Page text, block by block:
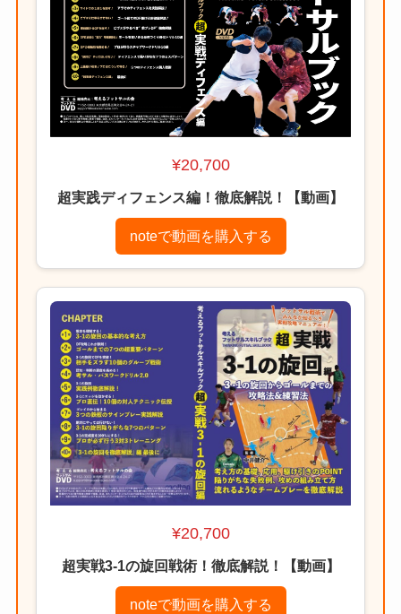
¥20,700
超実践ディフェンス編！徹底解説！【動画】
noteで動画を購入する
¥20,700
超実戦3-1の旋回戦術！徹底解説！【動画】
noteで動画を購入する